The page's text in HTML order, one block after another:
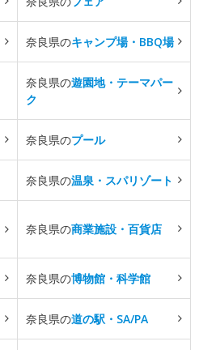
奈良県のキャンプ場・BBQ場
奈良県の遊園地・テーマパー
ク
奈良県のプール
奈良県の温泉・スパリゾート
奈良県の商業施設・百貨店
奈良県の博物館・科学館
奈良県の道の駅・SA/PA